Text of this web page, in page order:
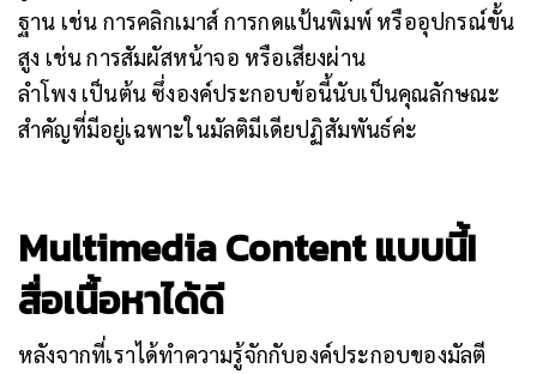
ฐาน เช่น การคลิกเมาส์ การกดแป้นพิมพ์ หรืออุปกรณ์ขั้น
สูง เช่น การสัมผัสหน้าจอ หรือเสียงผ่าน
ลำโพง เป็นต้น ซึ่งองค์ประกอบข้อนี้นับเป็นคุณลักษณะ
สำคัญที่มีอยู่เฉพาะในมัลติมีเดียปฏิสัมพันธ์ค่ะ
Multimedia Content แบบนี้!
สื่อเนื้อหาได้ดี
หลังจากที่เราได้ทำความรู้จักกับองค์ประกอบของมัลตี